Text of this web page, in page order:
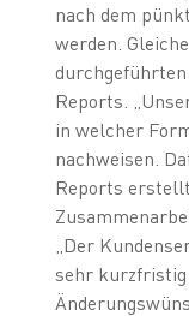
nach dem
werden.
Reports.
in welcher
nachweisen.
Reports
„Der
sehr